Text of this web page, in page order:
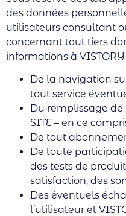
des données
utilisateurs consultant
concernant tout tiers
informations à VISTORY
De la navigation
tout service
Du remplissage
SITE – en ce
De tout
De toute
des tests de
satisfaction, des
Des éventuels
l’utilisateur et